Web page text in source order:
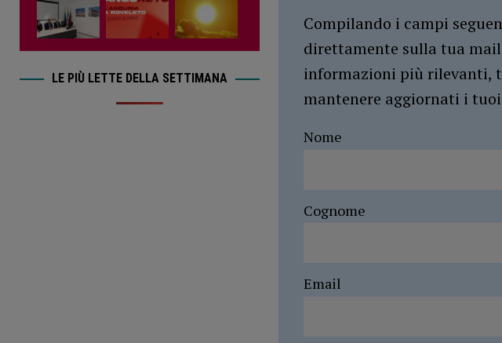
Compilando i campi
direttamente sulla tua
informazioni più rilevanti,
mantenere aggiornati i
Nome
Cognome
Email
LE PIÙ LETTE DELLA SETTIMANA